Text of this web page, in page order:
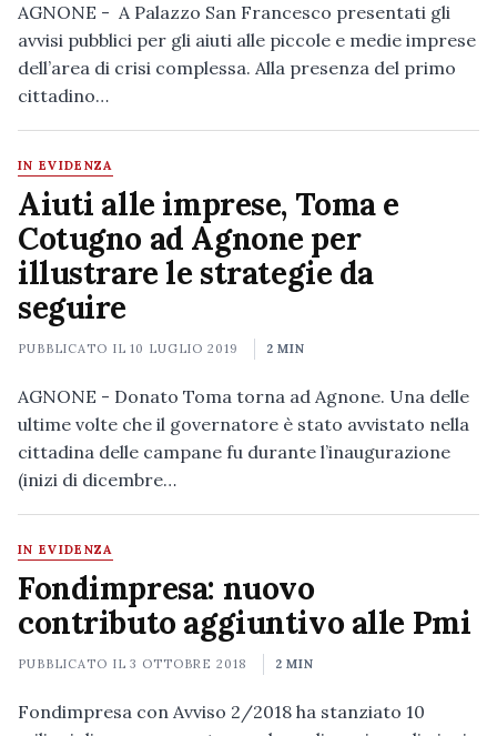
AGNONE - A Palazzo San Francesco presentati gli
avvisi pubblici per gli aiuti alle piccole e medie imprese
dell’area di crisi complessa. Alla presenza del primo
cittadino…
IN EVIDENZA
Aiuti alle imprese, Toma e
Cotugno ad Agnone per
illustrare le strategie da
seguire
PUBBLICATO IL10 LUGLIO 2019 2 MIN
AGNONE - Donato Toma torna ad Agnone. Una delle
ultime volte che il governatore è stato avvistato nella
cittadina delle campane fu durante l’inaugurazione
(inizi di dicembre…
IN EVIDENZA
Fondimpresa: nuovo
contributo aggiuntivo alle Pmi
PUBBLICATO IL3 OTTOBRE 2018 2 MIN
Fondimpresa con Avviso 2/2018 ha stanziato 10